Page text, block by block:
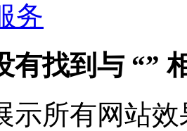
务
有找到与 “”
示所有网站